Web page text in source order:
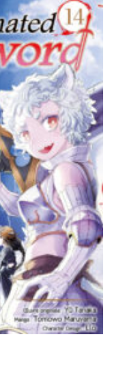
Ajouter
à la
wishlist